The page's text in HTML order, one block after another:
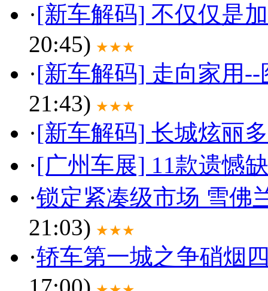
·[新车解码] 不仅仅是
20:45) ★★★
·[新车解码] 走向家用
21:43) ★★★
·[新车解码] 长城炫丽
·[广州车展] 11款遗憾
·锁定紧凑级市场 雪佛
21:03) ★★★
·轿车第一城之争硝烟